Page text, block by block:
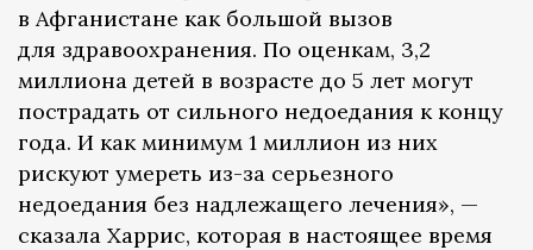
в Афганистане как большой вызов
для здравоохранения. По оценкам, 3,2
миллиона детей в возрасте до 5 лет могут
пострадать от сильного недоедания к концу
года. И как минимум 1 миллион из них
рискуют умереть из-за серьезного
недоедания без надлежащего лечения», —
сказала Харрис, которая в настоящее время